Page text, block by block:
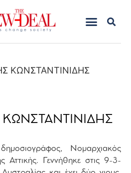
Νομαρχιακός
Αττικής. Γεννήθηκε στις 9-3-